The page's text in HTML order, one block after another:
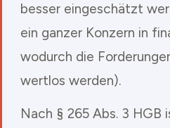
besser eingeschätzt
ein ganzer Konzern in
wodurch die
wertlos werden).
Nach § 265 Abs. 3 HGB